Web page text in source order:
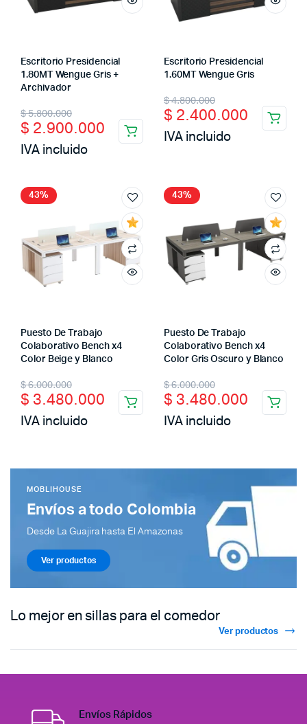
Escritorio Presidencial
1.80MT Wengue Gris +
Archivador
$5.800.000
$ 2.900.000
IVA incluido
Escritorio Presidencial
1.60MT Wengue Gris
$4.800.000
$ 2.400.000
IVA incluido
43%
Puesto De Trabajo
Colaborativo Bench x4
Color Beige y Blanco
$6.000.000
$ 3.480.000
IVA incluido
43%
Puesto De Trabajo
Colaborativo Bench x4
Color Gris Oscuro y Blanco
$6.000.000
$ 3.480.000
IVA incluido
MOBLIHOUSE
Envíos a todo Colombia
Desde La Guajira hasta El Amazonas
Ver productos
Lo mejor en sillas para el comedor
Ver productos
Envíos Rápidos